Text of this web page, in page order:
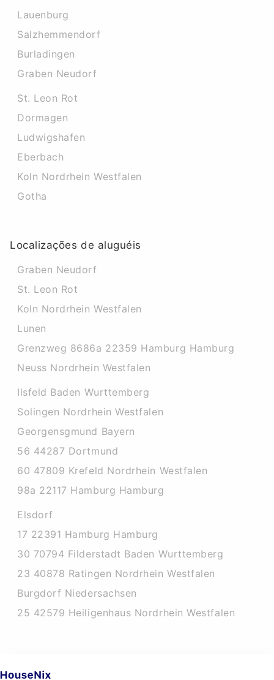
Lauenburg
Salzhemmendorf
Burladingen
Graben Neudorf
St. Leon Rot
Dormagen
Ludwigshafen
Eberbach
Koln Nordrhein Westfalen
Gotha
Localizações de aluguéis
Graben Neudorf
St. Leon Rot
Koln Nordrhein Westfalen
Lunen
Grenzweg 8686a 22359 Hamburg Hamburg
Neuss Nordrhein Westfalen
Ilsfeld Baden Wurttemberg
Solingen Nordrhein Westfalen
Georgensgmund Bayern
56 44287 Dortmund
60 47809 Krefeld Nordrhein Westfalen
98a 22117 Hamburg Hamburg
Elsdorf
17 22391 Hamburg Hamburg
30 70794 Filderstadt Baden Wurttemberg
23 40878 Ratingen Nordrhein Westfalen
Burgdorf Niedersachsen
25 42579 Heiligenhaus Nordrhein Westfalen